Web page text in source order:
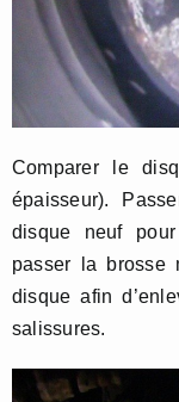
Comparer le
épaisseur).
disque neuf
passer la brosse
disque afin
salissures.